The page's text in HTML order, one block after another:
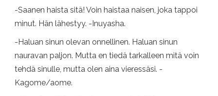
-Saanen haista sitä! Voin haistaa naisen, joka tappoi
minut. Hän lähestyy. -Inuyasha.
-Haluan sinun olevan onnellinen. Haluan sinun
nauravan paljon. Mutta en tiedä tarkalleen mitä voin
tehdä sinulle, mutta olen aina vieressäsi. -
Kagome/aome.